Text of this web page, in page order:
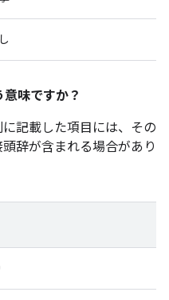
味ですか？
に記載した項目には、その
辞が含まれる場合があり